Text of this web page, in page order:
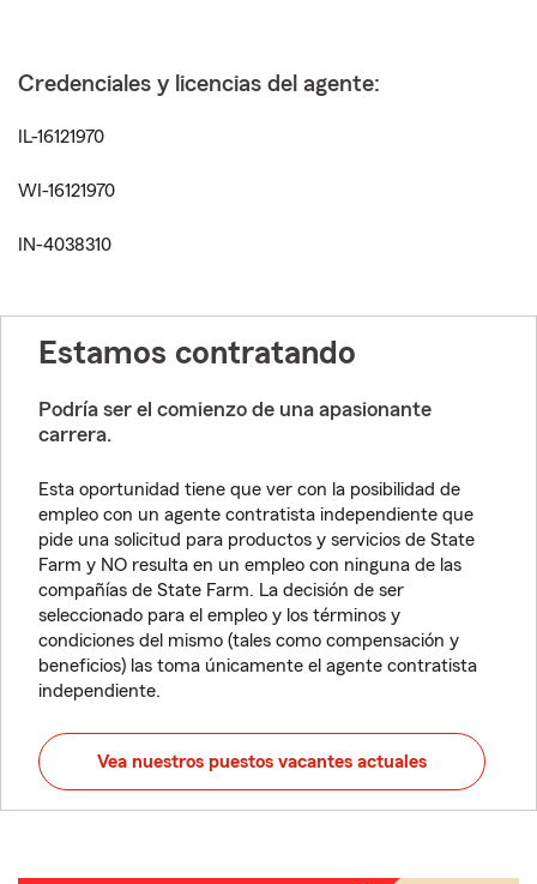
Credenciales y licencias del agente:
IL-16121970
WI-16121970
IN-4038310
Estamos contratando
Podría ser el comienzo de una apasionante
carrera.
Esta oportunidad tiene que ver con la posibilidad de
empleo con un agente contratista independiente que
pide una solicitud para productos y servicios de State
Farm y NO resulta en un empleo con ninguna de las
compañías de State Farm. La decisión de ser
seleccionado para el empleo y los términos y
condiciones del mismo (tales como compensación y
beneficios) las toma únicamente el agente contratista
independiente.
Vea nuestros puestos vacantes actuales